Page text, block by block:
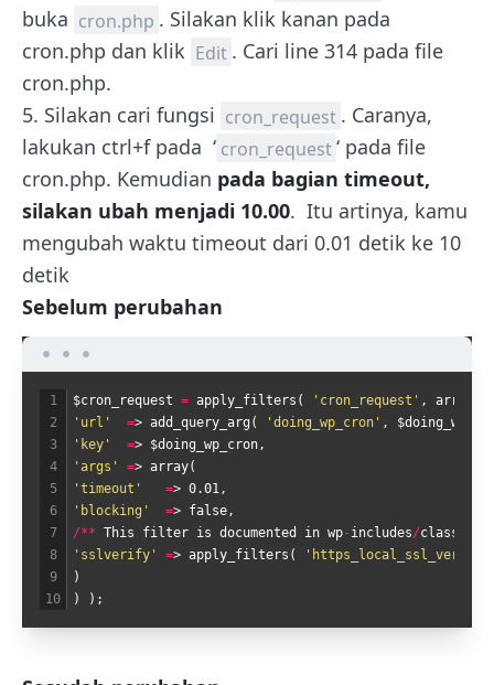
buka cron.php . Silakan klik kanan pada
cron.php dan klik Edit . Cari line 314 pada file
cron.php.
5. Silakan cari fungsi cron_request . Caranya,
lakukan ctrl+f pada ‘ cron_request‘ pada file
cron.php. Kemudian pada bagian timeout,
silakan ubah menjadi 10.00. Itu artinya, kamu
mengubah waktu timeout dari 0.01 detik ke 10
detik
Sebelum perubahan
1
2
3
4
5
6
7
8
9
10
$cron request = apply filters ( 'cron_request' , array
'url'
=> add query arg ( 'doing_wp_cron' , $doing wp
'key'
=> $doing wp cron,
'args'
=> array(
'timeout'
=> 0.01,
'blocking'
=> false,
/** This filter is documented in wp-includes/class
'sslverify'
=> apply filters ( 'https_local_ssl_verify'
)
)
) ;